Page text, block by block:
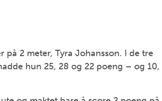
på 2 meter, Tyra Johansson. I de tre
hun 25, 28 og 22 poeng – og 10,